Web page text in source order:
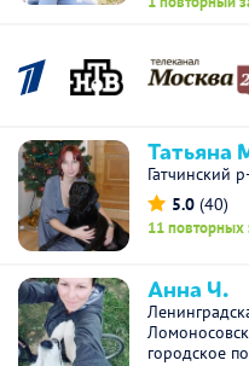
Татьяна
Гатчинский
5.0 (40)
11 повторных
Анна Ч.
городское